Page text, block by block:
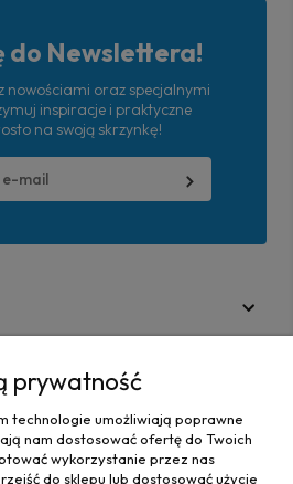
do Newslettera!
nowościami oraz specjalnymi
inspiracje i praktyczne
na swoją skrzynkę!
prywatność
technologie umożliwiają poprawne
nam dostosować ofertę do Twoich
wykorzystanie przez nas
do sklepu lub dostosować użycie